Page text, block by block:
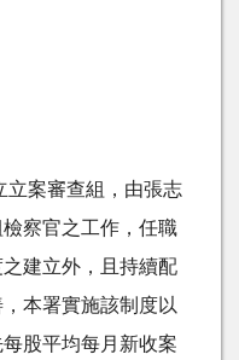
立案審查組，由張志
察官之工作，任職
建立外，且持續配
本署實施該制度以
股平均每月新收案